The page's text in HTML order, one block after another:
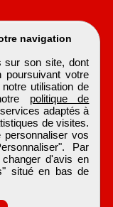
navigation
sur son site, dont
poursuivant votre
utilisation de
politique de
adaptés à
de visites.
vos
Par
d'avis en
situé en bas de